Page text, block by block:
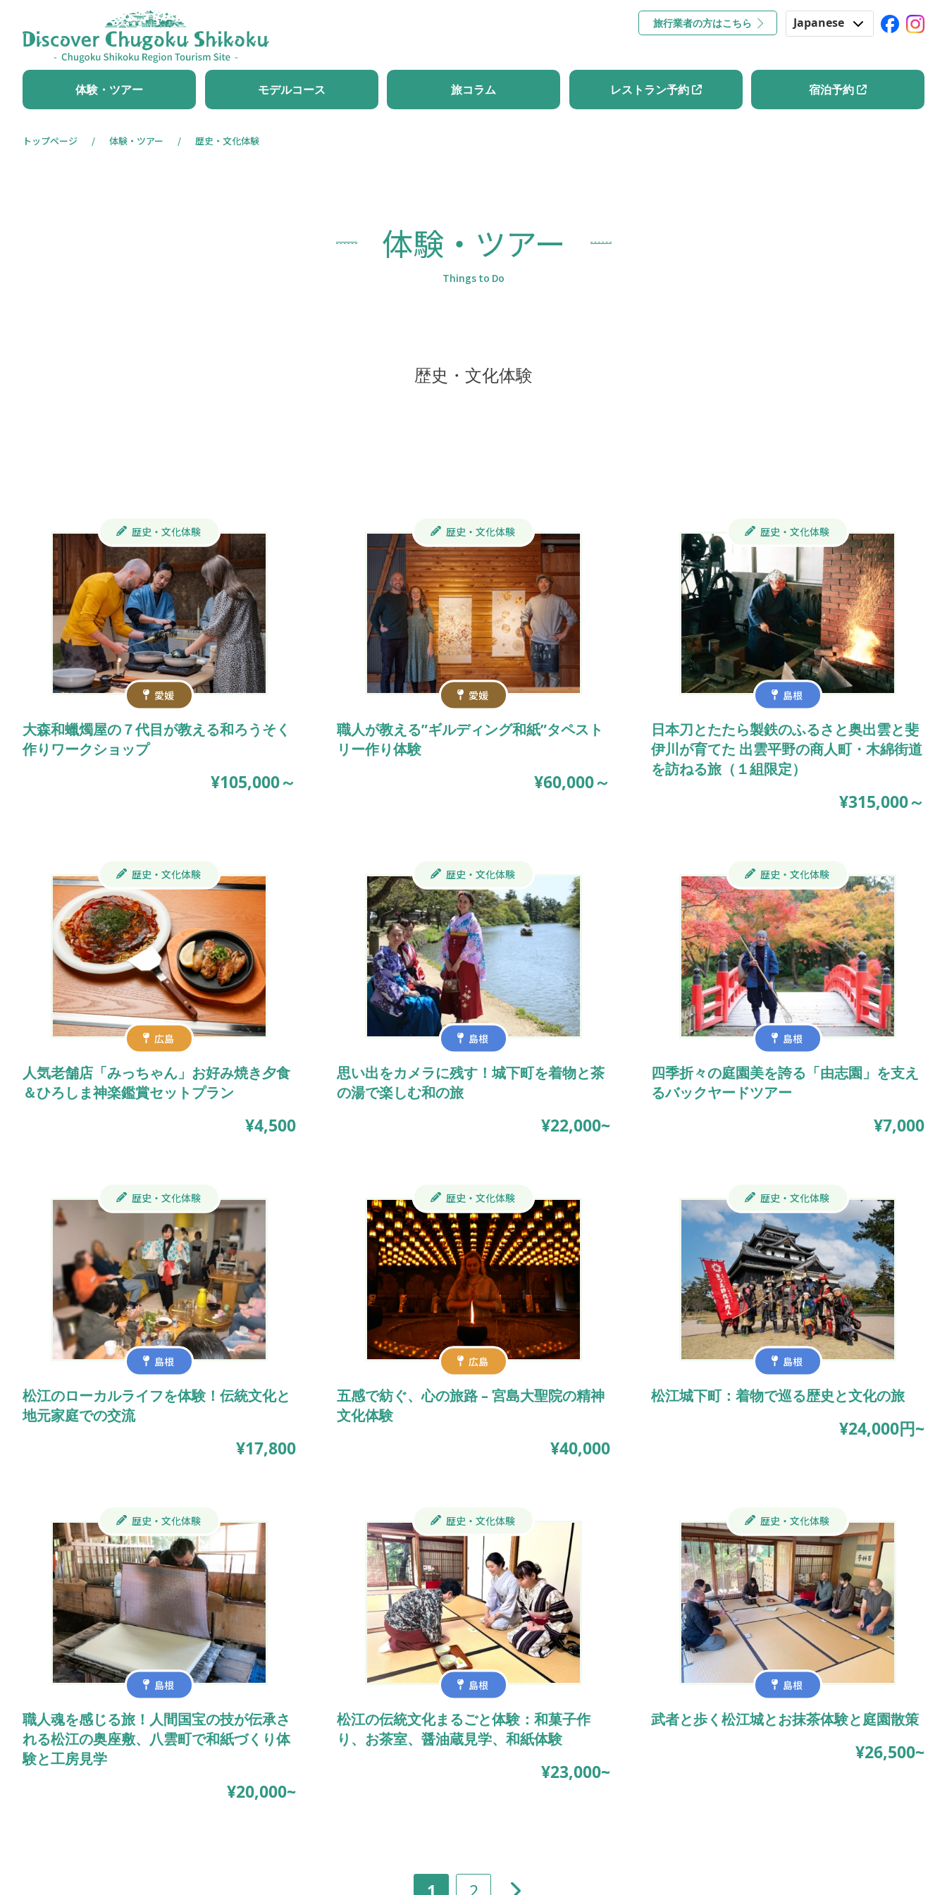
旅行業者の方はこちら Japanese
Korean
Chinese
体験・ツアー モデルコース 旅コラム レストラン予約 宿泊予約
トップページ 体験・ツアー 歴史・文化体験
体験・ツアー
Things to Do
歴史・文化体験
愛媛
歴史・文化体験
大森和蠟燭屋の７代目が教える和ろうそく
作りワークショップ
¥105,000～
愛媛
歴史・文化体験
職人が教える”ギルディング和紙”タペスト
リー作り体験
¥60,000～
島根
歴史・文化体験
日本刀とたたら製鉄のふるさと奥出雲と斐
伊川が育てた 出雲平野の商人町・木綿街道
を訪ねる旅（１組限定）
¥315,000～
広島
歴史・文化体験
人気老舗店「みっちゃん」お好み焼き夕食
＆ひろしま神楽鑑賞セットプラン
¥4,500
島根
歴史・文化体験
思い出をカメラに残す！城下町を着物と茶
の湯で楽しむ和の旅
¥22,000~
島根
歴史・文化体験
四季折々の庭園美を誇る「由志園」を支え
るバックヤードツアー
¥7,000
島根
歴史・文化体験
松江のローカルライフを体験！伝統文化と
地元家庭での交流
¥17,800
広島
歴史・文化体験
五感で紡ぐ、心の旅路 – 宮島大聖院の精神
文化体験
¥40,000
島根
歴史・文化体験
松江城下町：着物で巡る歴史と文化の旅
¥24,000円~
島根
歴史・文化体験
職人魂を感じる旅！人間国宝の技が伝承さ
れる松江の奥座敷、八雲町で和紙づくり体
験と工房見学
¥20,000~
島根
歴史・文化体験
松江の伝統文化まるごと体験：和菓子作
り、お茶室、醤油蔵見学、和紙体験
¥23,000~
島根
歴史・文化体験
武者と歩く松江城とお抹茶体験と庭園散策
¥26,500~
レストラン予約 宿泊予約